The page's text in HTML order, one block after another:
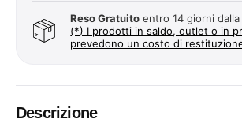
Reso Gratuito entro 14 giorni
(*) I prodotti in saldo, outlet o in
prevedono un costo di
Descrizione